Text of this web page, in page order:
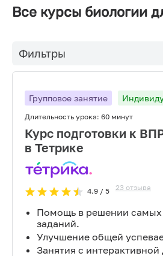
Все курсы биологии
Фильтры
Групповое занятие
Длительность урока: 60 минут
Курс подготовки к
в Тетрике
4.9/ 5 23 отзыва
Помощь в решении
заданий.
Улучшение общей
Занятия с интерактивной